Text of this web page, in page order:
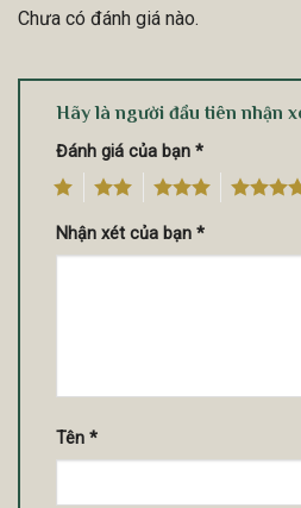
Chưa có đánh giá nào.
Hãy là người đầu tiên nhận
Đánh giá của bạn *
4
Nhận xét của bạn *
Tên *